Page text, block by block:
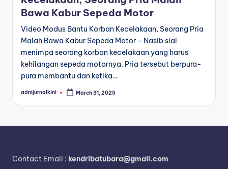
Bawa Kabur Sepeda Motor
Video Modus Bantu Korban Kecelakaan, Seorang Pria
Malah Bawa Kabur Sepeda Motor - Nasib sial
menimpa seorang korban kecelakaan yang harus
kehilangan sepeda motornya. Pria tersebut berpura-
pura membantu dan ketika…
Posted
admjurnalkini March 31, 2025
Contact Email : kendribatubara@gmail.com